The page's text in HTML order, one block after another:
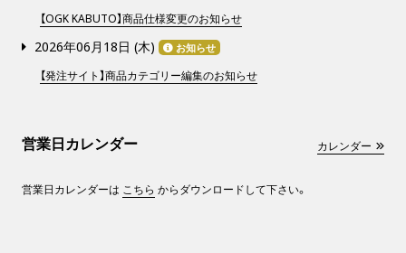
【OGK KABUTO】商品仕様変更のお知らせ
2026年06月18日 (木) お知らせ
【発注サイト】商品カテゴリー編集のお知らせ
営業日カレンダー カレンダー
営業日カレンダーは こちら からダウンロードして下さい。